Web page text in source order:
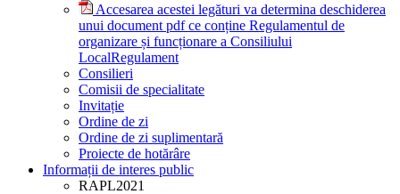
Accesarea acestei legături va determina deschiderea
unui document pdf ce conține Regulamentul de
organizare și funcționare a Consiliului
LocalRegulament
Consilieri
Comisii de specialitate
Invitație
Ordine de zi
Ordine de zi suplimentară
Proiecte de hotărâre
Informații de interes public
RAPL2021